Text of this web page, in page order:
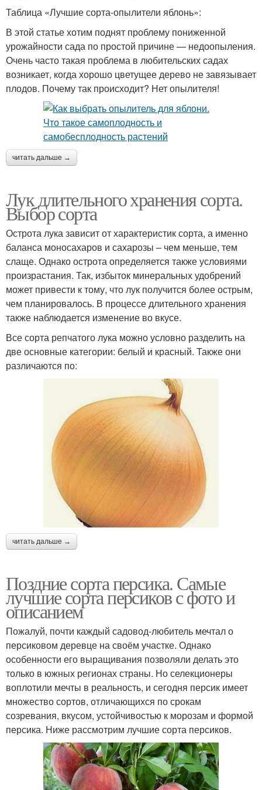
Таблица «Лучшие сорта-опылители яблонь»:
В этой статье хотим поднят проблему пониженной
урожайности сада по простой причине — недоопыления.
Очень часто такая проблема в любительских садах
возникает, когда хорошо цветущее дерево не завязывает
плодов. Почему так происходит? Нет опылителя!
читать дальше →
Лук длительного хранения сорта.
Выбор сорта
Острота лука зависит от характеристик сорта, а именно
баланса моносахаров и сахарозы – чем меньше, тем
слаще. Однако острота определяется также условиями
произрастания. Так, избыток минеральных удобрений
может привести к тому, что лук получится более острым,
чем планировалось. В процессе длительного хранения
также наблюдается изменение во вкусе.
Все сорта репчатого лука можно условно разделить на
две основные категории: белый и красный. Также они
различаются по:
читать дальше →
Поздние сорта персика. Самые
лучшие сорта персиков с фото и
описанием
Пожалуй, почти каждый садовод-любитель мечтал о
персиковом деревце на своём участке. Однако
особенности его выращивания позволяли делать это
только в южных регионах страны. Но селекционеры
воплотили мечты в реальность, и сегодня персик имеет
множество сортов, отличающихся по срокам
созревания, вкусом, устойчивостью к морозам и формой
персика. Ниже рассмотрим лучшие сорта персиков.